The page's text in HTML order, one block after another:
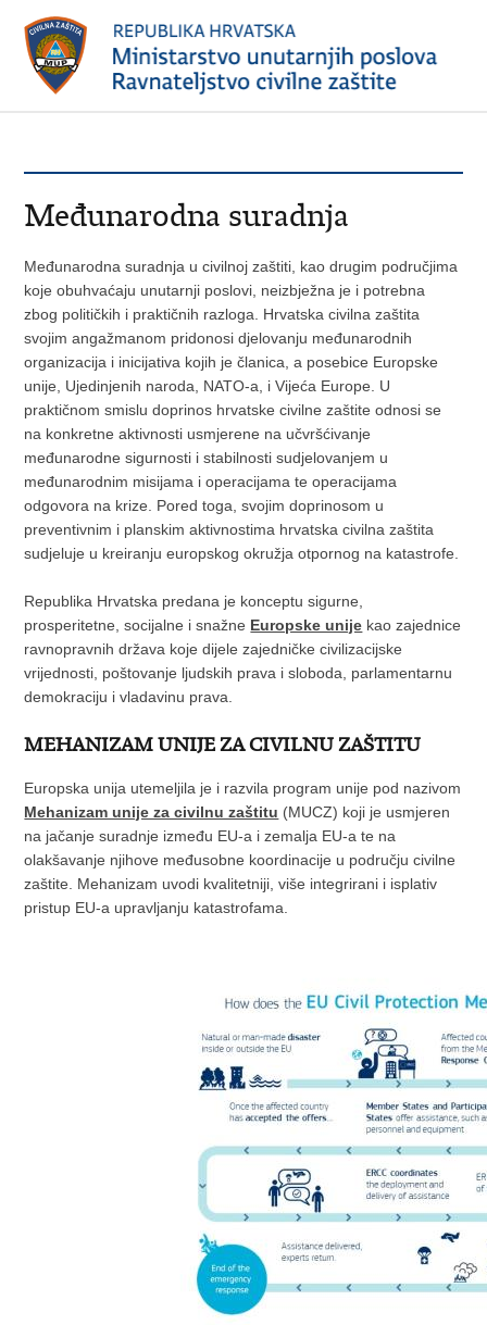
Međunarodna suradnja
Međunarodna suradnja u civilnoj zaštiti, kao drugim područjima
koje obuhvaćaju unutarnji poslovi, neizbježna je i potrebna
zbog političkih i praktičnih razloga. Hrvatska civilna zaštita
svojim angažmanom pridonosi djelovanju međunarodnih
organizacija i inicijativa kojih je članica, a posebice Europske
unije, Ujedinjenih naroda, NATO-a, i Vijeća Europe. U
praktičnom smislu doprinos hrvatske civilne zaštite odnosi se
na konkretne aktivnosti usmjerene na učvršćivanje
međunarodne sigurnosti i stabilnosti sudjelovanjem u
međunarodnim misijama i operacijama te operacijama
odgovora na krize. Pored toga, svojim doprinosom u
preventivnim i planskim aktivnostima hrvatska civilna zaštita
sudjeluje u kreiranju europskog okružja otpornog na katastrofe.
Republika Hrvatska predana je konceptu sigurne,
prosperitetne, socijalne i snažne Europske unije kao zajednice
ravnopravnih država koje dijele zajedničke civilizacijske
vrijednosti, poštovanje ljudskih prava i sloboda, parlamentarnu
demokraciju i vladavinu prava.
MEHANIZAM UNIJE ZA CIVILNU ZAŠTITU
Europska unija utemeljila je i razvila program unije pod nazivom
Mehanizam unije za civilnu zaštitu (MUCZ) koji je usmjeren
na jačanje suradnje između EU-a i zemalja EU-a te na
olakšavanje njihove međusobne koordinacije u području civilne
zaštite. Mehanizam uvodi kvalitetniji, više integrirani i isplativ
pristup EU-a upravljanju katastrofama.